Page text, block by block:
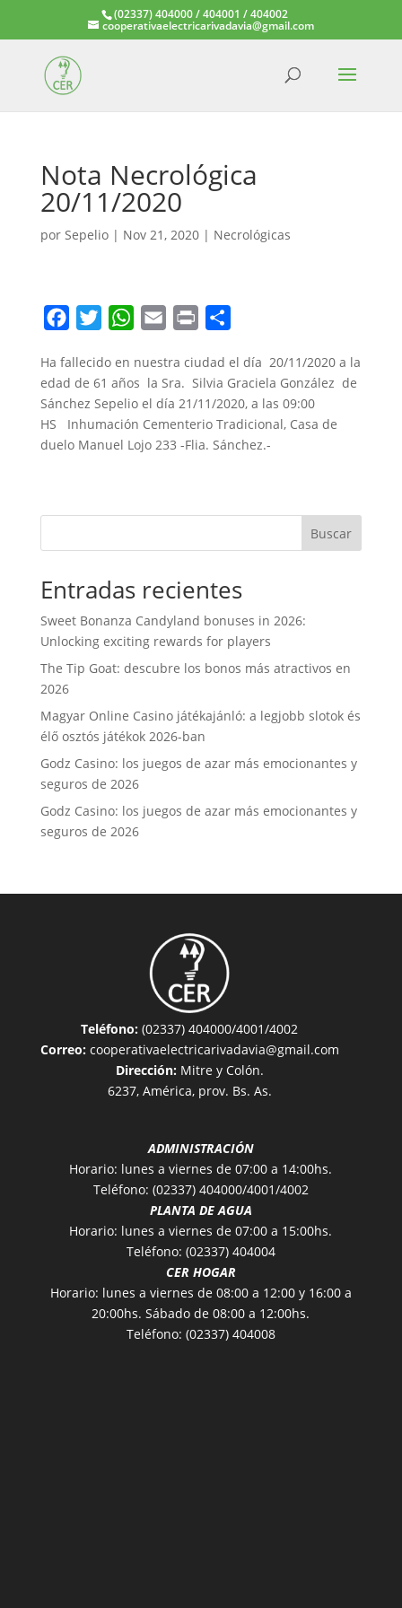
(02337) 404000 / 404001 / 404002
cooperativaelectricarivadavia@gmail.com
Nota Necrológica
20/11/2020
por Sepelio| Nov 21, 2020| Necrológicas
c
e
b
o
i
t
t
e
W
a
t
s
A
a
i
l
i
n
t
m
p
a
r
r
Ha fallecido en nuestra ciudad el día 20/11/2020 a la
edad de 61 años la Sra. Silvia Graciela González de
Sánchez Sepelio el día 21/11/2020, a las 09:00
HS Inhumación Cementerio Tradicional, Casa de
duelo Manuel Lojo 233 -Flia. Sánchez.-
Buscar
Entradas recientes
Sweet Bonanza Candyland bonuses in 2026:
Unlocking exciting rewards for players
The Tip Goat: descubre los bonos más atractivos en
2026
Magyar Online Casino játékajánló: a legjobb slotok és
élő osztós játékok 2026-ban
Godz Casino: los juegos de azar más emocionantes y
seguros de 2026
Godz Casino: los juegos de azar más emocionantes y
seguros de 2026
Teléfono: (02337) 404000/4001/4002
Correo:cooperativaelectricarivadavia@gmail.com
Dirección: Mitre y Colón.
6237, América, prov. Bs. As.
ADMINISTRACIÓN
Horario: lunes a viernes de 07:00 a 14:00hs.
Teléfono: (02337) 404000/4001/4002
PLANTA DE AGUA
Horario: lunes a viernes de 07:00 a 15:00hs.
Teléfono: (02337) 404004
CER HOGAR
Horario: lunes a viernes de 08:00 a 12:00 y 16:00 a
20:00hs. Sábado de 08:00 a 12:00hs.
Teléfono: (02337) 404008